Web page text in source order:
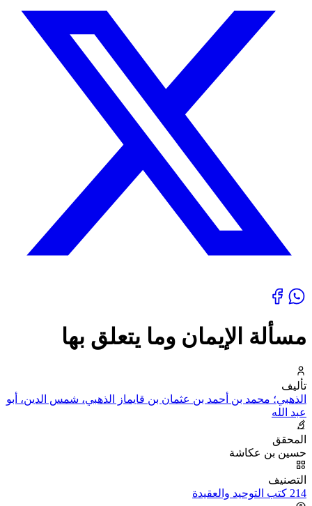
مسألة الإيمان وما يتعلق بها
تأليف
الذهبي؛ محمد بن أحمد بن عثمان بن قايماز الذهبي، شمس الدين، أبو
عبد الله
المحقق
حسين بن عكاشة
التصنيف
214 كتب التوحيد والعقيدة